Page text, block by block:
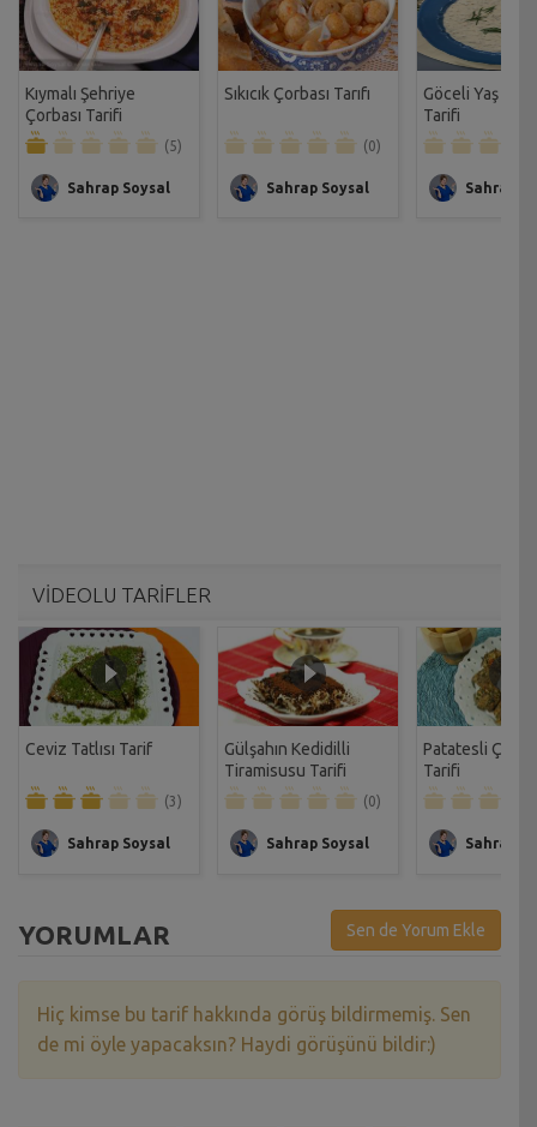
Kıymalı Şehriye
Çorbası Tarifi
(5)
Sahrap Soysal
Sıkıcık Çorbası Tarıfı
(0)
Sahrap Soysal
Göceli Yaş
Tarifi
Sahrap
VİDEOLU TARİFLER
Ceviz Tatlısı Tarif
(3)
Sahrap Soysal
Gülşahın Kedidilli
Tiramisusu Tarifi
(0)
Sahrap Soysal
Patatesli Çıtır
Tarifi
Sahrap
YORUMLAR Sen de Yorum Ekle
Hiç kimse bu tarif hakkında görüş bildirmemiş. Sen
de mi öyle yapacaksın? Haydi görüşünü bildir:)